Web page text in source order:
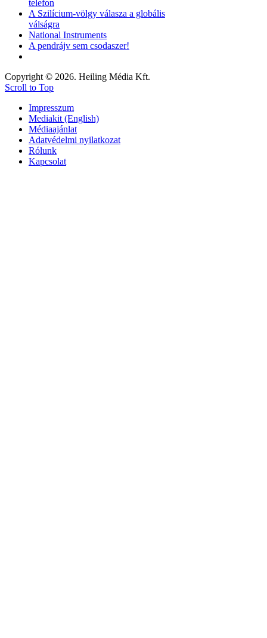
telefon
A Szilícium-völgy válasza a globális
válságra
National Instruments
A pendrájv sem csodaszer!
Copyright © 2026. Heiling Média Kft.
Scroll to Top
Impresszum
Mediakit (English)
Médiaajánlat
Adatvédelmi nyilatkozat
Rólunk
Kapcsolat